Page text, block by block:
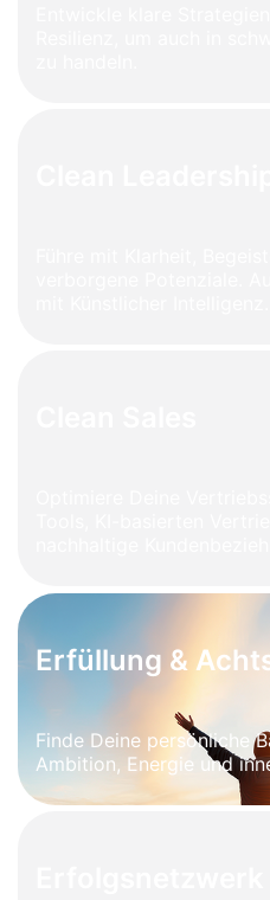
Erfüllung &
Finde Deine persönliche
Ambition, Energie und